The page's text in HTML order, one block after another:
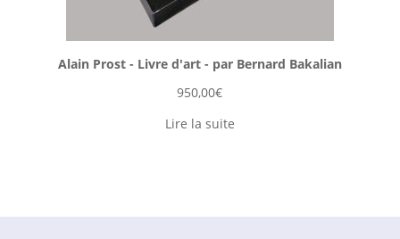
Alain Prost - Livre d'art - par Bernard Bakalian
950,00€
Lire la suite